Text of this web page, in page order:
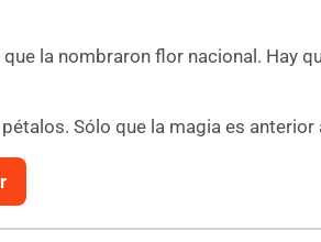
la nombraron flor nacional. Hay
Sólo que la magia es anterior